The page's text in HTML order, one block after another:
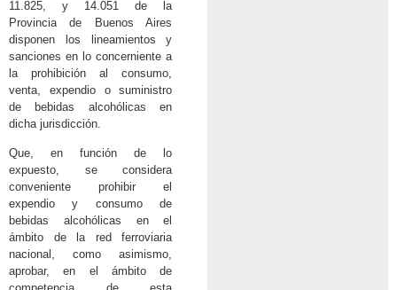
11.825, y 14.051 de la
Provincia de Buenos Aires
disponen los lineamientos y
sanciones en lo concerniente a
la prohibición al consumo,
venta, expendio o suministro
de bebidas alcohólicas en
dicha jurisdicción.
Que, en función de lo
expuesto, se considera
conveniente prohibir el
expendio y consumo de
bebidas alcohólicas en el
ámbito de la red ferroviaria
nacional, como asimismo,
aprobar, en el ámbito de